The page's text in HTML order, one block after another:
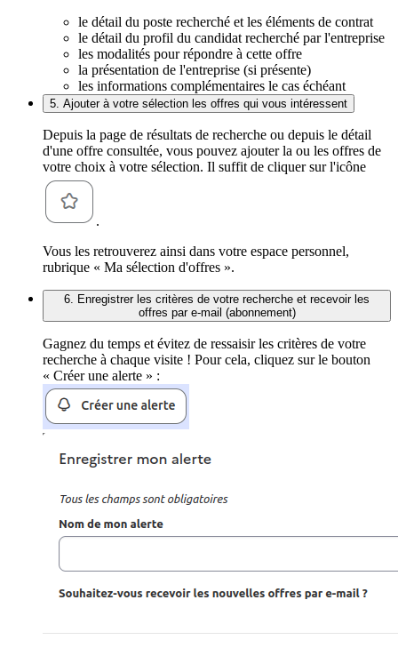
le détail du poste recherché et les éléments de contrat
le détail du profil du candidat recherché par l'entreprise
les modalités pour répondre à cette offre
la présentation de l'entreprise (si présente)
les informations complémentaires le cas échéant
5. Ajouter à votre sélection les offres qui vous intéressent
Depuis la page de résultats de recherche ou depuis le détail
d'une offre consultée, vous pouvez ajouter la ou les offres de
votre choix à votre sélection. Il suffit de cliquer sur l'icône
.
Vous les retrouverez ainsi dans votre espace personnel,
rubrique « Ma sélection d'offres ».
6. Enregistrer les critères de votre recherche et recevoir les
offres par e-mail (abonnement)
Gagnez du temps et évitez de ressaisir les critères de votre
recherche à chaque visite ! Pour cela, cliquez sur le bouton
« Créer une alerte » :